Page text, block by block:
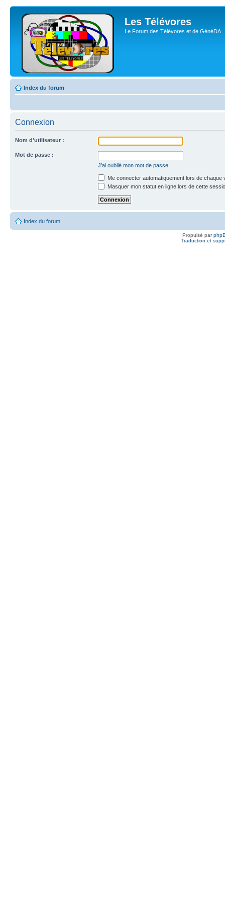
Les Télévores
Le Forum des Télévores et de GénéDA
Index du forum
Connexion
Nom d’utilisateur :
Mot de passe :
J’ai oublié mon mot de passe
Me connecter automatiquement lors de chaque
Masquer mon statut en ligne lors de cette
Index du forum
Propulsé par
Traduction et